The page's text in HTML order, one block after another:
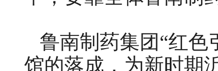
鲁南制药集团“红色
馆的落成，为新时期